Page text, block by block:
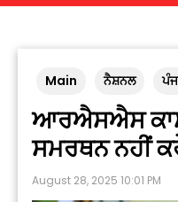
Main ਨੈਸ਼ਨਲ
ਆਰਐਸਐਸ
ਸਮਰਥਨ ਨਹੀਂ
August 28, 2025 10:01 PM